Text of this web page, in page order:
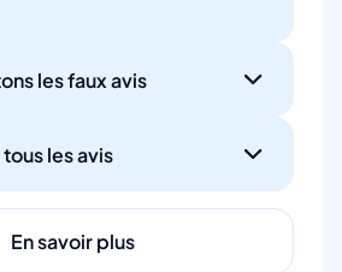
les faux avis
les avis
En savoir plus